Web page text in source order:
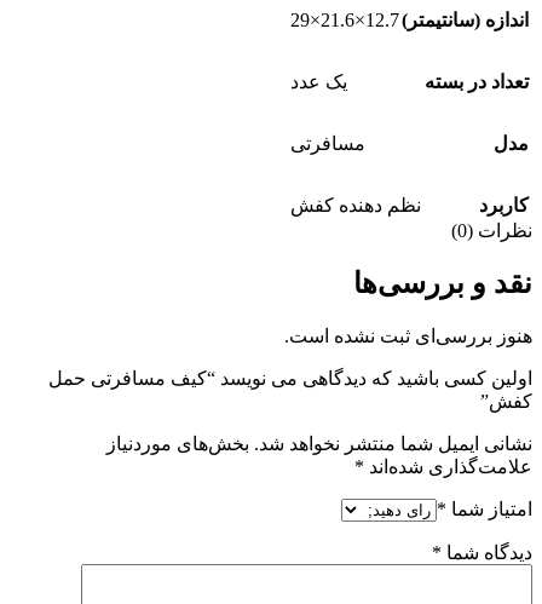
اندازه (سانتیمتر)12.7×21.6×29
تعداد در بسته یک عدد
مدل مسافرتی
کاربرد
نظم دهنده کفش
نظرات (0)
نقد و بررسی‌ها
هنوز بررسی‌ای ثبت نشده است.
اولین کسی باشید که دیدگاهی می نویسد “کیف مسافرتی حمل
کفش”
نشانی ایمیل شما منتشر نخواهد شد. بخش‌های موردنیاز
علامت‌گذاری شده‌اند *
امتیاز شما *
دیدگاه شما *